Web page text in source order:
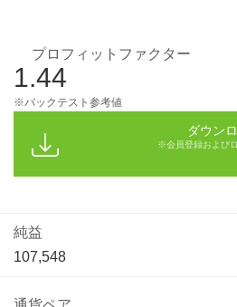
プロフィットファクター
1.44
※バックテスト参考値
ダウン
※会員登録および
純益
107,548